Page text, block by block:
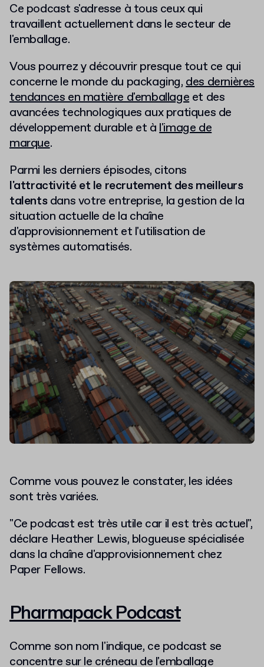
Ce podcast s'adresse à tous ceux qui
travaillent actuellement dans le secteur de
l'emballage.
Vous pourrez y découvrir presque tout ce qui
concerne le monde du packaging,des dernières
tendances en matière d'emballageet des
avancées technologiques aux pratiques de
développement durable et àl'image de
marque.
Parmi les derniers épisodes, citons
l'attractivité et le recrutement des meilleurs
talentsdans votre entreprise, la gestion de la
situation actuelle de la chaîne
d'approvisionnement et l'utilisation de
systèmes automatisés.
Comme vous pouvez le constater, les idées
sont très variées.
"Ce podcast est très utile car il est très actuel",
déclare Heather Lewis, blogueuse spécialisée
dans la chaîne d'approvisionnement chez
Paper Fellows.
Pharmapack Podcast
Comme son nom l'indique, ce podcast se
concentre sur le créneau de l'emballage